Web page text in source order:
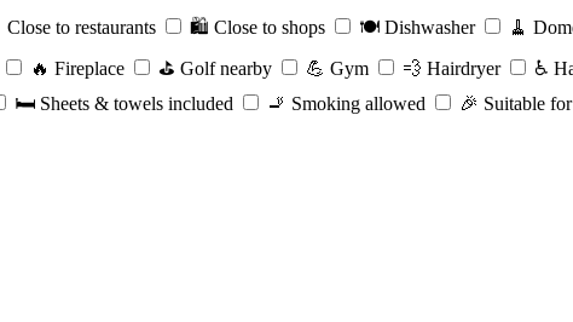
Close to restaurants 🛍️ Close to shops 🍽️ Dishwasher 🧹
🔥 Fireplace ⛳️ Golf nearby 💪 Gym 💨 Hairdryer ♿️
🛏️ Sheets & towels included 🚬 Smoking allowed 🎉 Suitable